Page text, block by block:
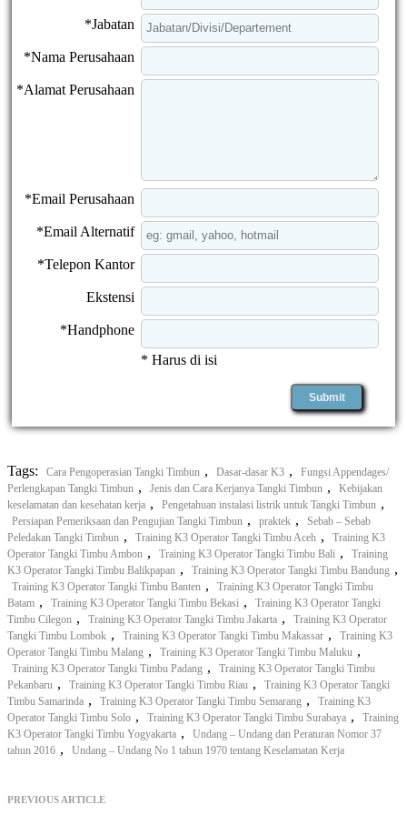
*Jabatan
*Nama Perusahaan
*Alamat Perusahaan
*Email Perusahaan
*Email Alternatif
*Telepon Kantor
Ekstensi
*Handphone
* Harus di isi
Tags: Cara Pengoperasian Tangki Timbun , Dasar-dasar K3 ,
Fungsi Appendages/
Perlengkapan Tangki Timbun , Jenis dan Cara Kerjanya Tangki Timbun ,
Kebijakan
keselamatan dan kesehatan kerja , Pengetahuan instalasi listrik untuk Tangki Timbun ,
Persiapan Pemeriksaan dan Pengujian Tangki Timbun , praktek ,
Sebab – Sebab
Peledakan Tangki Timbun , Training K3 Operator Tangki Timbu Aceh ,
Training K3
Operator Tangki Timbu Ambon , Training K3 Operator Tangki Timbu Bali ,
Training
K3 Operator Tangki Timbu Balikpapan , Training K3 Operator Tangki Timbu Bandung ,
Training K3 Operator Tangki Timbu Banten ,
Training K3 Operator Tangki Timbu
Batam , Training K3 Operator Tangki Timbu Bekasi ,
Training K3 Operator Tangki
Timbu Cilegon , Training K3 Operator Tangki Timbu Jakarta ,
Training K3 Operator
Tangki Timbu Lombok , Training K3 Operator Tangki Timbu Makassar ,
Training K3
Operator Tangki Timbu Malang , Training K3 Operator Tangki Timbu Maluku ,
Training K3 Operator Tangki Timbu Padang ,
Training K3 Operator Tangki Timbu
Pekanbaru , Training K3 Operator Tangki Timbu Riau ,
Training K3 Operator Tangki
Timbu Samarinda , Training K3 Operator Tangki Timbu Semarang ,
Training K3
Operator Tangki Timbu Solo , Training K3 Operator Tangki Timbu Surabaya ,
Training
K3 Operator Tangki Timbu Yogyakarta ,
Undang – Undang dan Peraturan Nomor 37
tahun 2016 , Undang – Undang No 1 tahun 1970 tentang Keselamatan Kerja
PREVIOUS ARTICLE